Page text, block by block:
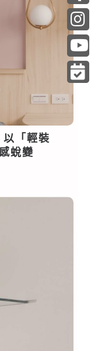
以「輕裝
蛻變